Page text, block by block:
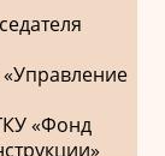
«Фонд